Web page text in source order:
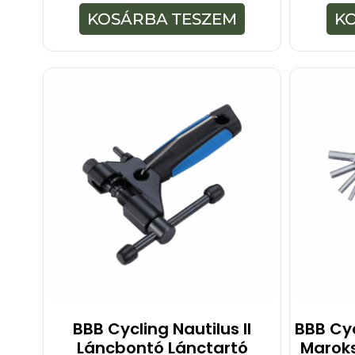
5
-
b
KOSÁRBA TESZEM
BBB Cycling Nautilus II
Láncbontó Lánctartó
BBB